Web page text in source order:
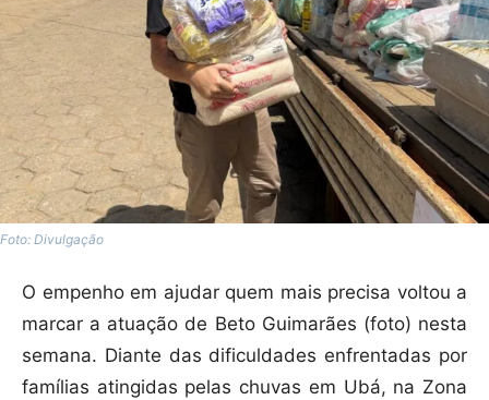
Foto: Divulgação
O empenho em ajudar quem mais precisa voltou a
marcar a atuação de Beto Guimarães (foto) nesta
semana. Diante das dificuldades enfrentadas por
famílias atingidas pelas chuvas em Ubá, na Zona